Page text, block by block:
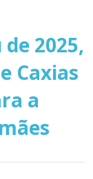
2025,
Caxias
a